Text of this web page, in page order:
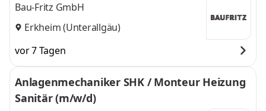
Bau-Fritz GmbH
Erkheim (Unterallgäu)
vor 7 Tagen
Anlagenmechaniker SHK / Monteur Heizung
Sanitär (m/w/d)